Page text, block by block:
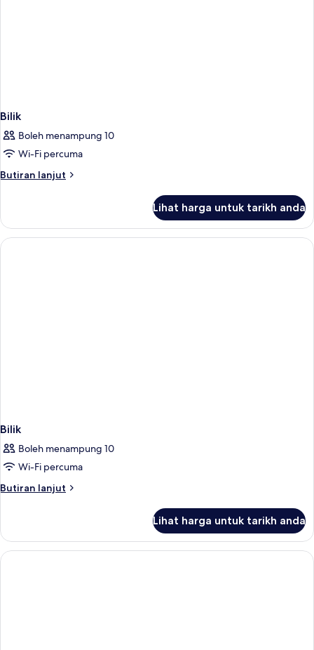
Bilik
Boleh menampung 10
Wi-Fi percuma
Butiran lanjut
Butiran
Lihat harga untuk tarikh anda
Bilik
Boleh menampung 10
Wi-Fi percuma
Butiran lanjut
Butiran
Lihat harga untuk tarikh anda